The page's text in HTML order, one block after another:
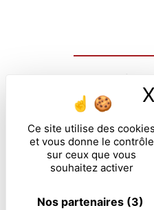
Ce site utilise des cookies
et vous donne le contrôle
sur ceux que vous
souhaitez activer
Nos partenaires (3)
X
Combien font
En cochant